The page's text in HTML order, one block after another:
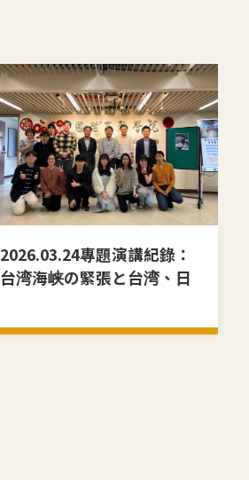
2026.03.24專題演講紀錄：
台湾海峡の緊張と台湾、日